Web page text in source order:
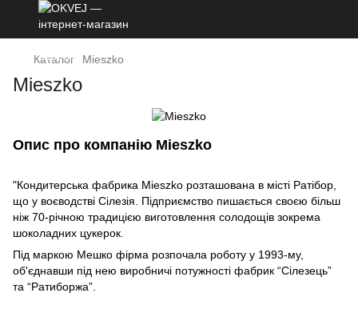
Каталог Mieszko
Mieszko
Опис про компанію Mieszko
"Кондитерська фабрика Mieszko розташована в місті Ратібор,
що у воєводстві Сілезія. Підприємство пишається своєю більш
ніж 70-річною традицією виготовлення солодощів зокрема
шоколадних цукерок.
Під маркою Мешко фірма розпочала роботу у 1993-му,
об'єднавши під нею виробничі потужності фабрик “Сілезець”
та “Ратиборжа”.